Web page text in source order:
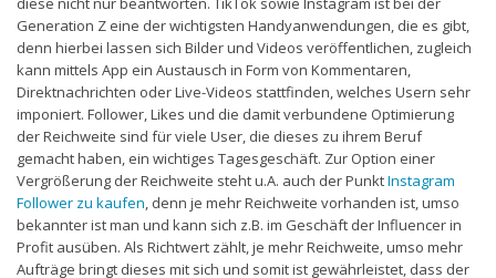
Generation Z eine der wichtigsten Handyanwendungen, die es gibt,
denn hierbei lassen sich Bilder und Videos veröffentlichen, zugleich
kann mittels App ein Austausch in Form von Kommentaren,
Direktnachrichten oder Live-Videos stattfinden, welches Usern sehr
imponiert. Follower, Likes und die damit verbundene Optimierung
der Reichweite sind für viele User, die dieses zu ihrem Beruf
gemacht haben, ein wichtiges Tagesgeschäft. Zur Option einer
Vergrößerung der Reichweite steht u.A. auch der PunktInstagram
Follower zu kaufen, denn je mehr Reichweite vorhanden ist, umso
bekannter ist man und kann sich z.B. im Geschäft der Influencer in
Profit ausüben. Als Richtwert zählt, je mehr Reichweite, umso mehr
Aufträge bringt dieses mit sich und somit ist gewährleistet, dass der